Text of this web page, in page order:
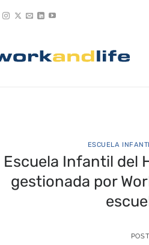
ESCUELA
Escuela Infantil del
gestionada por